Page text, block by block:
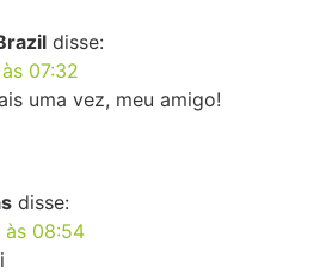
disse:
07:32
uma vez, meu amigo!
disse:
08:54